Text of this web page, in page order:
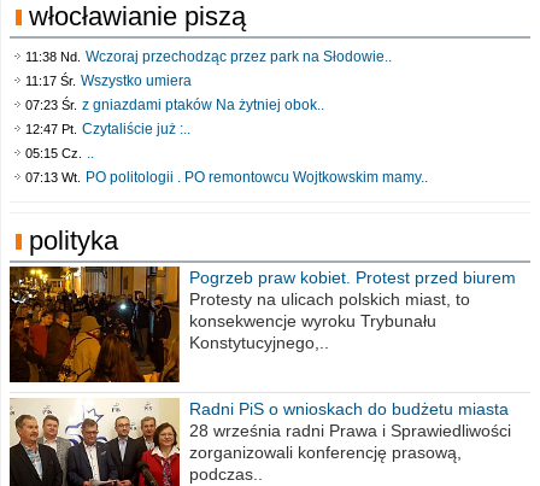
włocławianie piszą
11:38 Nd. Wczoraj przechodząc przez park na Słodowie..
11:17 Śr. Wszystko umiera
07:23 Śr. z gniazdami ptaków Na żytniej obok..
12:47 Pt. Czytaliście już :..
05:15 Cz. ..
07:13 Wt. PO politologii . PO remontowcu Wojtkowskim mamy..
polityka
Pogrzeb praw kobiet. Protest przed biurem
poselskim PiS
Protesty na ulicach polskich miast, to
konsekwencje wyroku Trybunału
Konstytucyjnego,..
Radni PiS o wnioskach do budżetu miasta
na 2021 rok
28 września radni Prawa i Sprawiedliwości
zorganizowali konferencję prasową,
podczas..